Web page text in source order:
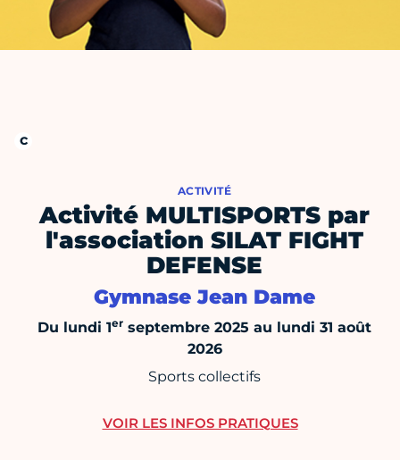
ACTIVITÉ
Activité MULTISPORTS par
l'association SILAT FIGHT
DEFENSE
Gymnase Jean Dame
Du lundi 1er septembre 2025 au lundi 31 août
2026
Sports collectifs
VOIR LES INFOS PRATIQUES